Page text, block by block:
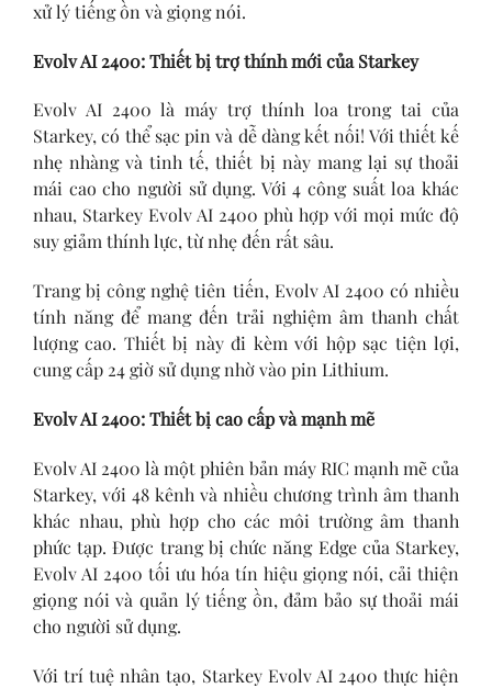
xử lý tiếng ồn và giọng nói.
Evolv AI 2400: Thiết bị trợ thính mới của Starkey
Evolv AI 2400 là máy trợ thính loa trong tai của
Starkey, có thể sạc pin và dễ dàng kết nối! Với thiết kế
nhẹ nhàng và tinh tế, thiết bị này mang lại sự thoải
mái cao cho người sử dụng. Với 4 công suất loa khác
nhau, Starkey Evolv AI 2400 phù hợp với mọi mức độ
suy giảm thính lực, từ nhẹ đến rất sâu.
Trang bị công nghệ tiên tiến, Evolv AI 2400 có nhiều
tính năng để mang đến trải nghiệm âm thanh chất
lượng cao. Thiết bị này đi kèm với hộp sạc tiện lợi,
cung cấp 24 giờ sử dụng nhờ vào pin Lithium.
Evolv AI 2400: Thiết bị cao cấp và mạnh mẽ
Evolv AI 2400 là một phiên bản máy RIC mạnh mẽ của
Starkey, với 48 kênh và nhiều chương trình âm thanh
khác nhau, phù hợp cho các môi trường âm thanh
phức tạp. Được trang bị chức năng Edge của Starkey,
Evolv AI 2400 tối ưu hóa tín hiệu giọng nói, cải thiện
giọng nói và quản lý tiếng ồn, đảm bảo sự thoải mái
cho người sử dụng.
Với trí tuệ nhân tạo, Starkey Evolv AI 2400 thực hiện